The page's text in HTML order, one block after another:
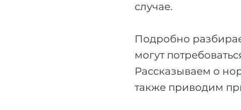
случае.
Подробно
могут
Рассказываем о
также приводим